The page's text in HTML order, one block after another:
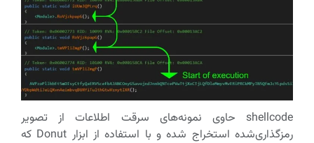
shellcode حاوی نمونه‌های سرقت اطلاعات از تصویر
رمزگذاری‌شده استخراج شده و با استفاده از ابزار Donut که